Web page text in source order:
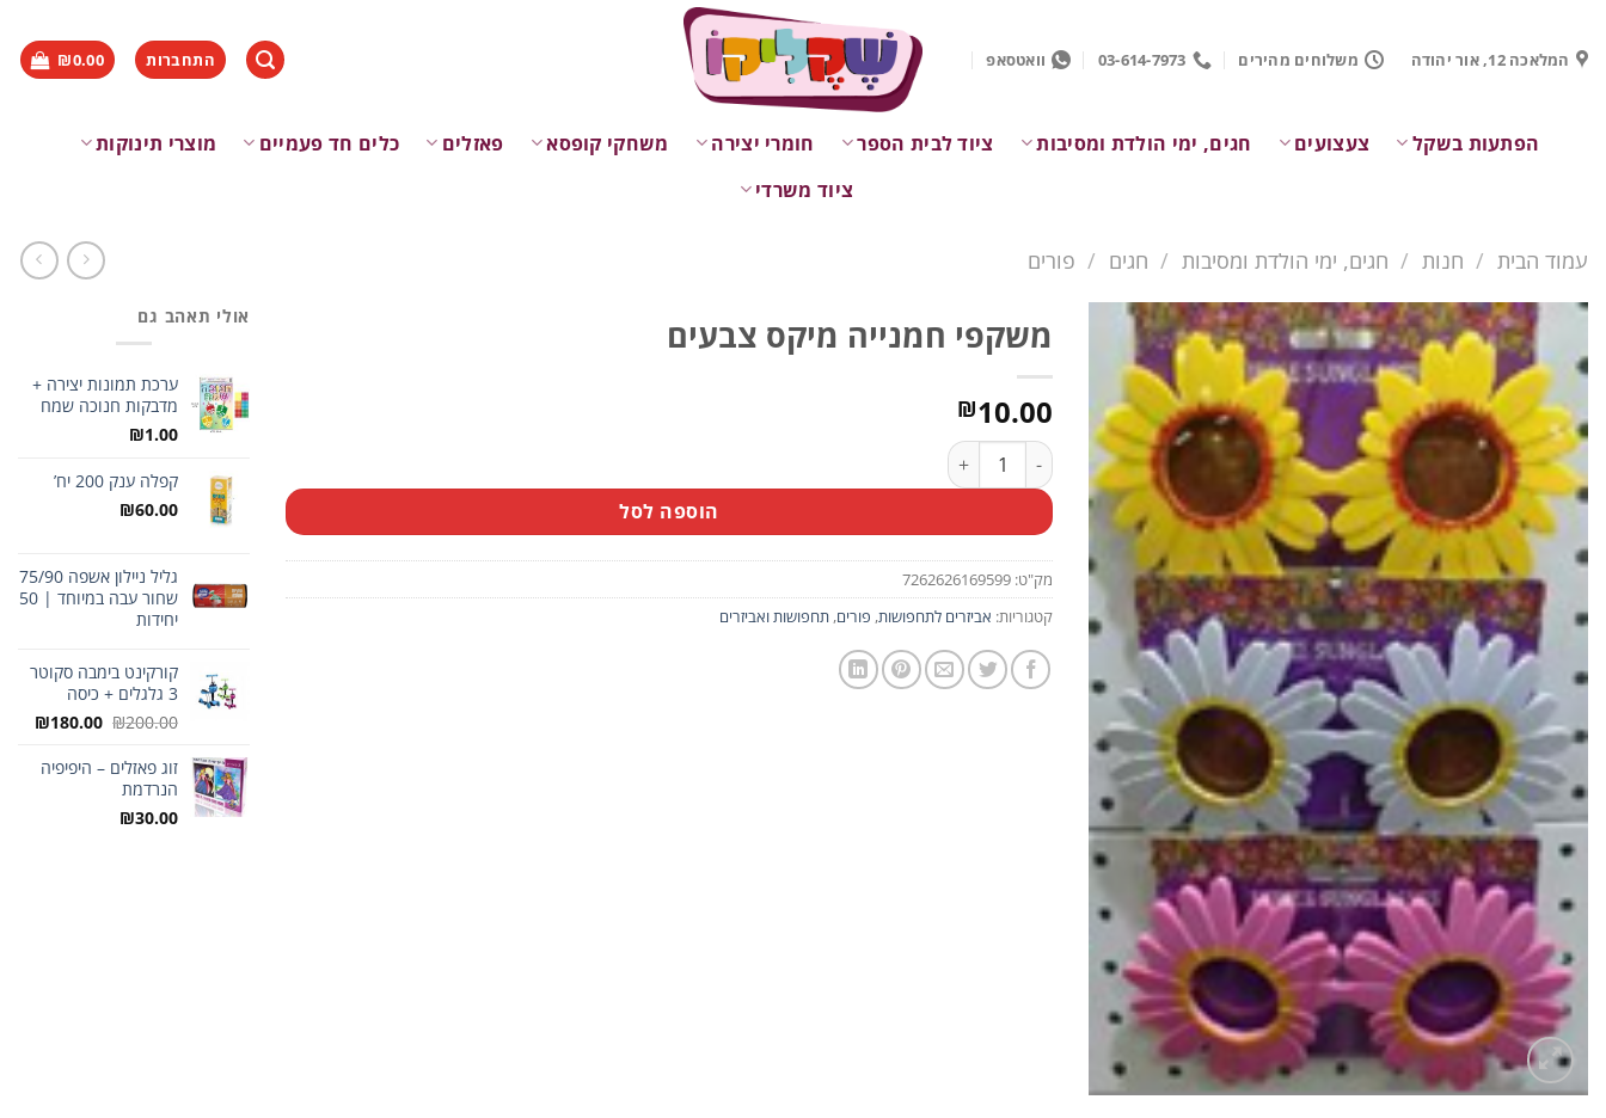
contentהמלאכה 12, אור יהודה משלוחים מהירים 03-614-7973 וואטסאפ התחברות ₪0.00
הפתעות בשקל צעצועים חגים, ימי הולדת ומסיבות ציוד לבית הספר חומרי יצירה משחקי קופסא פאזלים כלים חד פעמיים
מוצרי תינוקות
ציוד משרדי
עמוד הבית / חנות / חגים, ימי הולדת ומסיבות / חגים / פורים
משקפי חמנייה מיקס צבעים
₪10.00
כמות של משקפי חמנייה מיקס צבעים
הוספה לסל
מק"ט: 7262626169599
קטגוריות: אביזרים לתחפושות, פורים, תחפושות ואביזרים
אולי תאהב גם
ערכת תמונות יצירה +
מדבקות חנוכה שמח
₪1.00
קפלה ענק 200 יח’
₪60.00
גליל ניילון אשפה 75/90
שחור עבה במיוחד | 50
יחידות
קורקינט בימבה סקוטר
3 גלגלים + כיסה
₪200.00
המחיר
היה:
₪180.00
זוג פאזלים – היפיפיה
הנרדמת
₪30.00